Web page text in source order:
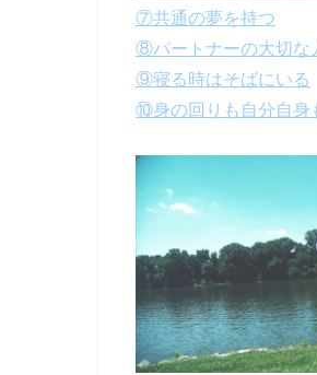
⑦共通の夢を持つ
⑧パートナーの大切な
⑨寝る時はそばにいる
⑩身の回りも自分自身